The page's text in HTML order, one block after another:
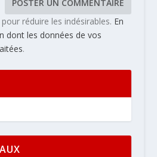
réduire les indésirables. En
dont les données de vos
.